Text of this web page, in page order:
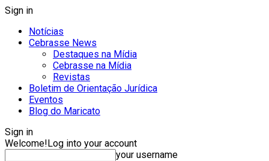
Sign in
Notícias
Cebrasse News
Destaques na Mídia
Cebrasse na Mídia
Revistas
Boletim de Orientação Jurídica
Eventos
Blog do Maricato
Sign in
Welcome!Log into your account
your username